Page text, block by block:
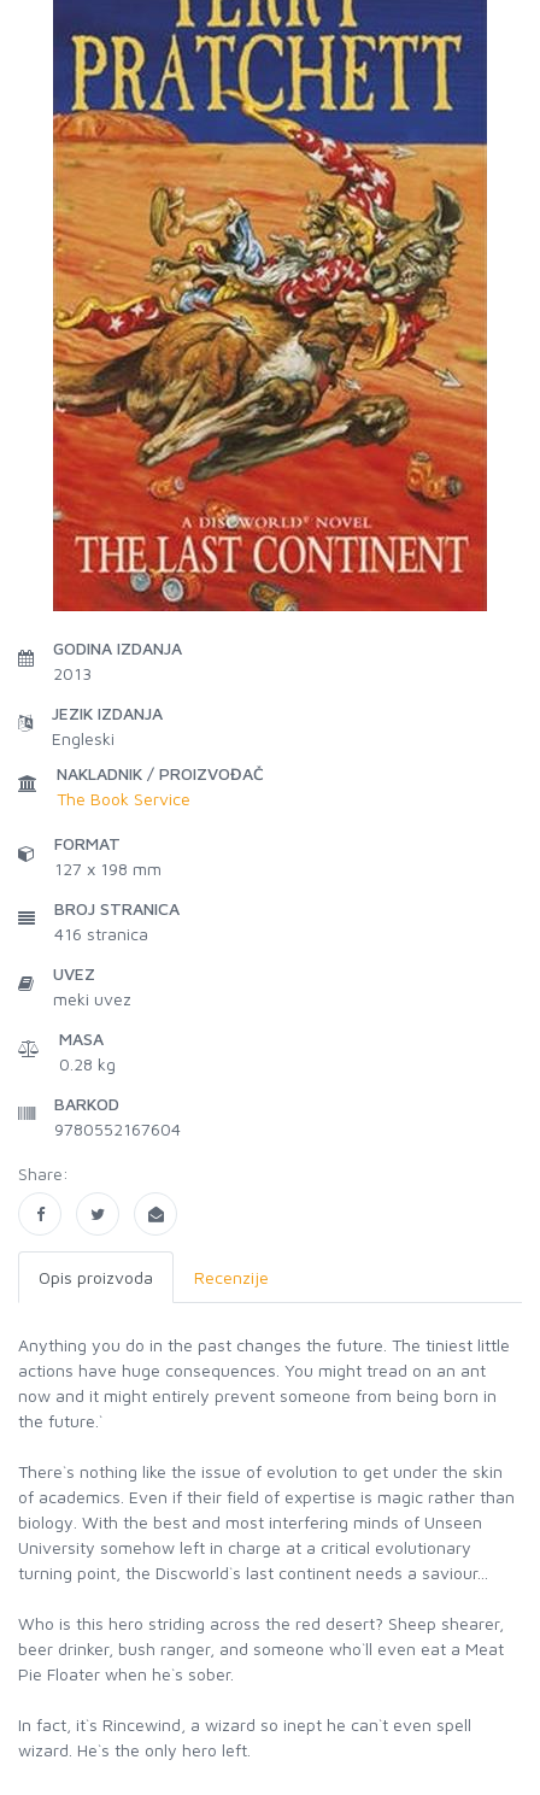
GODINA IZDANJA
2013
JEZIK IZDANJA
Engleski
NAKLADNIK / PROIZVOĐAČ
The Book Service
FORMAT
127 x 198 mm
BROJ STRANICA
416 stranica
UVEZ
meki uvez
MASA
0.28 kg
BARKOD
9780552167604
Share:
Opis proizvoda Recenzije
Anything you do in the past changes the future. The tiniest little
actions have huge consequences. You might tread on an ant
now and it might entirely prevent someone from being born in
the future.`
There`s nothing like the issue of evolution to get under the skin
of academics. Even if their field of expertise is magic rather than
biology. With the best and most interfering minds of Unseen
University somehow left in charge at a critical evolutionary
turning point, the Discworld`s last continent needs a saviour...
Who is this hero striding across the red desert? Sheep shearer,
beer drinker, bush ranger, and someone who`ll even eat a Meat
Pie Floater when he`s sober.
In fact, it`s Rincewind, a wizard so inept he can`t even spell
wizard. He`s the only hero left.